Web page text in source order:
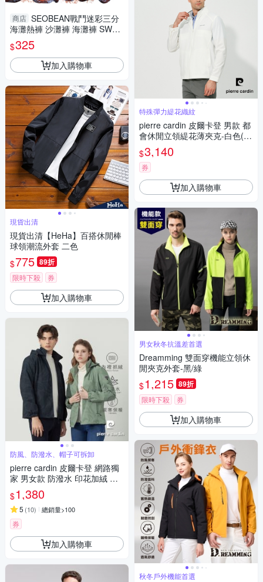
商店 SEOBEAN戰鬥迷彩三分
海灘熱褲 沙灘褲 海灘褲 SW01
20
$325
加入購物車
現貨出清
現貨出清【HeHa】百搭休閒棒
球領潮流外套 二色
$775 89折
限時下殺 券
加入購物車
防風、防潑水、帽子可拆卸
pierre cardin 皮爾卡登 網路獨
家 男女款 防潑水 印花加絨 連
帽外套(多色任選)
$1,380
5 (10) 總銷量>100
券
加入購物車
特殊彈力緹花織紋
pierre cardin 皮爾卡登 男款 都
會休閒立領緹花薄夾克-白色(52
57601-91)
$3,140
券
加入購物車
男女秋冬抗溫差首選
Dreamming 雙面穿機能立領休
閒夾克外套-黑/綠
$1,215 89折
限時下殺 券
加入購物車
秋冬戶外機能首選